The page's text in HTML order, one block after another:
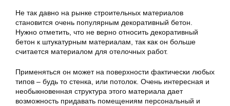
Не так давно на рынке строительных материалов
становится очень популярным декоративный бетон.
Нужно отметить, что не верно относить декоративный
бетон к штукатурным материалам, так как он больше
считается материалом для отелочных работ.
Применяться он может на поверхности фактически любых
типов – будь то стенка, или потолок. Очень интересная и
необыкновенная структура этого материала дает
возможность придавать помещениям персональный и